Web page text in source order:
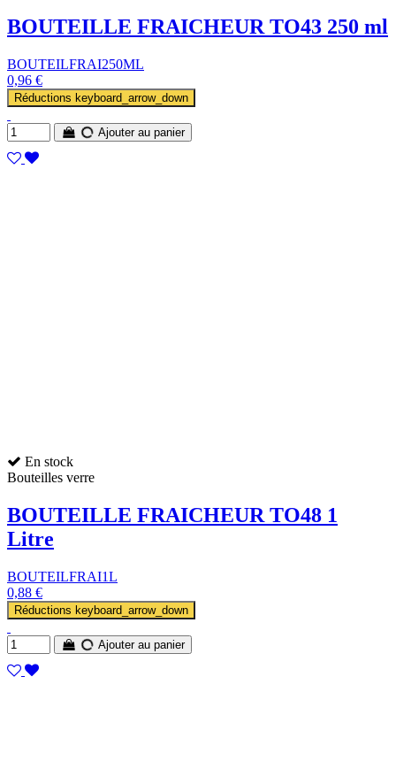
BOUTEILLE FRAICHEUR TO43 250 ml
BOUTEILFRAI250ML
0,96 €
Réductions keyboard_arrow_down
Ajouter au panier
En stock
Bouteilles verre
BOUTEILLE FRAICHEUR TO48 1
Litre
BOUTEILFRAI1L
0,88 €
Réductions keyboard_arrow_down
Ajouter au panier